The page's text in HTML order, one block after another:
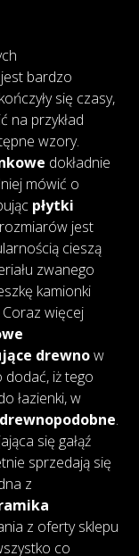
bardzo
się czasy,
na przykład
wzory.
dokładnie
mówić o
płytki
jest
cieszą
zwanego
kamionki
więcej
drewnow
dodać, iż tego
łazienki, w
.
się gałąź
sprzedają się
z
z oferty sklepu
co